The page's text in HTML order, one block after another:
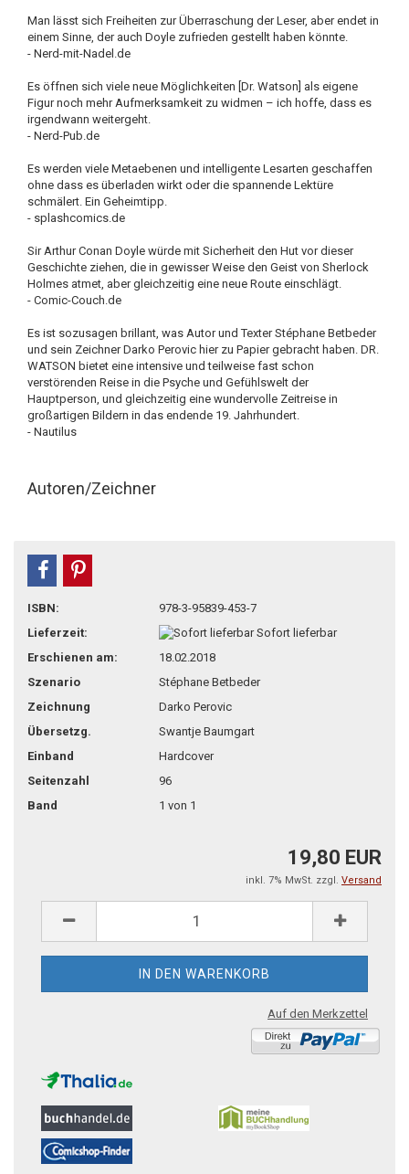
Man lässt sich Freiheiten zur Überraschung der Leser, aber endet in
einem Sinne, der auch Doyle zufrieden gestellt haben könnte.
- Nerd-mit-Nadel.de
Es öffnen sich viele neue Möglichkeiten [Dr. Watson] als eigene
Figur noch mehr Aufmerksamkeit zu widmen – ich hoffe, dass es
irgendwann weitergeht.
- Nerd-Pub.de
Es werden viele Metaebenen und intelligente Lesarten geschaffen
ohne dass es überladen wirkt oder die spannende Lektüre
schmälert. Ein Geheimtipp.
- splashcomics.de
Sir Arthur Conan Doyle würde mit Sicherheit den Hut vor dieser
Geschichte ziehen, die in gewisser Weise den Geist von Sherlock
Holmes atmet, aber gleichzeitig eine neue Route einschlägt.
- Comic-Couch.de
Es ist sozusagen brillant, was Autor und Texter Stéphane Betbeder
und sein Zeichner Darko Perovic hier zu Papier gebracht haben. DR.
WATSON bietet eine intensive und teilweise fast schon
verstörenden Reise in die Psyche und Gefühlswelt der
Hauptperson, und gleichzeitig eine wundervolle Zeitreise in
großartigen Bildern in das endende 19. Jahrhundert.
- Nautilus
Autoren/Zeichner
teilen
ISBN:
978-3-95839-453-7
Lieferzeit:
Sofort lieferbar
Erschienen am:
18.02.2018
Szenario
Stéphane Betbeder
Zeichnung
Darko Perovic
Übersetzg.
Swantje Baumgart
Einband
Hardcover
Seitenzahl
96
Band
1 von 1
19,80 EUR
inkl. 7% MwSt. zzgl. Versand
Auf den Merkzettel